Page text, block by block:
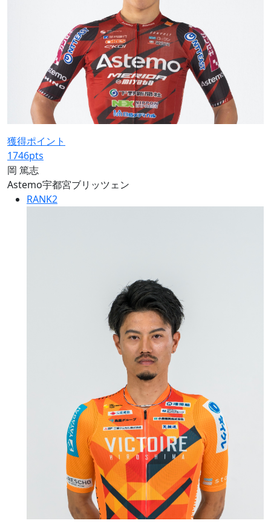
獲得ポイント
1746pts
岡 篤志
Astemo宇都宮ブリッツェン
RANK2